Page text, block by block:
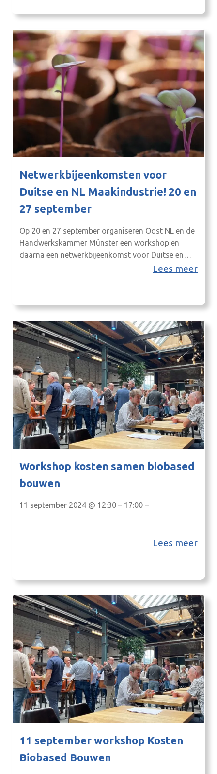
biogas wordt geproduceerd. De ontwikkeling is
en mede mogelijk gemaakt door ruimte in
regelgeving voor…
Netwerkbijeenkomsten voor
Duitse en NL Maakindustrie! 20 en
27 september
Op 20 en 27 september organiseren Oost NL en de
Handwerkskammer Münster een workshop en
daarna een netwerkbijeenkomst voor Duitse en
Nederlandse bedrijven in de maakindustrie.
financieringsmogelijkheden voor
september is de bijeenkomst van 9:30-12:00 online
in Zoom, op 27 september live in in Emsbüren,…
Lees meer
Workshop kosten samen biobased
bouwen
11 september 2024 @ 12:30 – 17:00 –
Lees meer
11 september workshop Kosten
Biobased Bouwen